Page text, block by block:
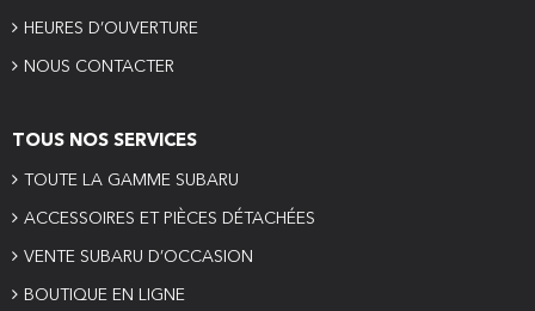
HEURES D’OUVERTURE
NOUS CONTACTER
TOUS NOS SERVICES
TOUTE LA GAMME SUBARU
ACCESSOIRES ET PIÈCES DÉTACHÉES
VENTE SUBARU D’OCCASION
BOUTIQUE EN LIGNE